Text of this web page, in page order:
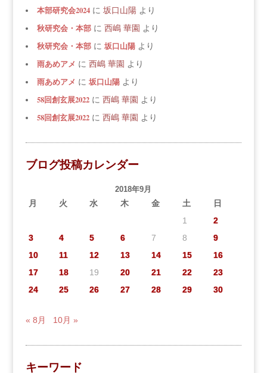
本部研究会2024に 坂口山陽より
秋研究会・本部に 西嶋 華園 より
秋研究会・本部に 坂口山陽より
雨あめアメ に 西嶋 華園 より
雨あめアメ に 坂口山陽より
58回創玄展2022に 西嶋 華園 より
58回創玄展2022に 西嶋 華園 より
ブログ投稿カレンダー
2018年9月
月 火 水 木 金 土
日
1
2
3
4 5 6 7 8
9
10
11 12 13 14 15
16
17
18 19 20 21 22
23
24
25 26 27 28 29 30
« 8月 10月 »
キーワード